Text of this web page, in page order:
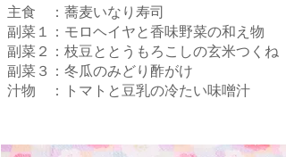
主食 ：蕎麦いなり寿司
副菜１：モロヘイヤと香味野菜の和え物
副菜２：枝豆ととうもろこしの玄米つくね
副菜３：冬瓜のみどり酢がけ
汁物 ：トマトと豆乳の冷たい味噌汁